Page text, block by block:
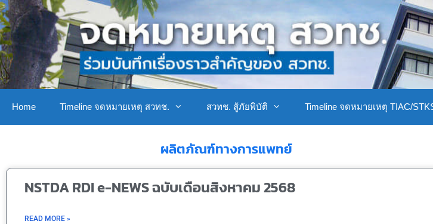
Home Timeline จดหมายเหตุ สวทช. สวทช. สู้ภัยพิบัติ Timeline จดหมายเหตุ TIAC/
ผลิตภัณฑ์ทางการแพทย์
NSTDA RDI e-NEWS ฉบับเดือนสิงหาคม 2568
READ MORE »